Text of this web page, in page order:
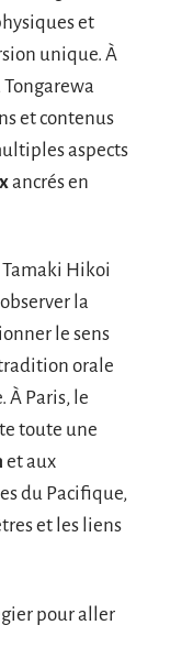
et
unique. À
et contenus
aspects
ancrés en
Hikoi
la
le sens
orale
À Paris, le
toute une
et aux
du Pacifique,
et les liens
pour aller